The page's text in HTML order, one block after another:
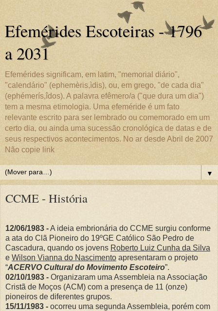
Efemérides Escoteiras - 1796
a 2031
Efemérides significam, em latim, "memorial diário",
"calendário" (ephemèris,ìdis), ou, em grego, "de cada dia"
(ephémerís,îdos). A palavra efêmero/a ("que dura um dia")
tem a mesma etimologia. Uma efeméride é um fato
relevante escrito para ser lembrado ou comemorado em um
certo dia, ou ainda uma sucessão cronológica de datas e de
seus respectivos acontecimentos. No ar desde Abril de 2007
Não copie link
▼
CCME - História
12/06/1983 -A ideia embrionária do CCME surgiu conforme
a ata do Clã Pioneiro do 19ºGE Católico São Pedro de
Cascadura, quando os jovens Roberto Luiz Cunha da Silva
e Wilson Vianna do Nascimento apresentaram o projeto
“ACERVO Cultural do Movimento Escoteiro”.
02/10/1983 - Organizaram uma Assembleia na Associação
Cristã de Moços (ACM) com a presença de 11 (onze)
pioneiros de diferentes grupos.
15/11/1983 - ocorreu uma segunda Assembleia, porém com